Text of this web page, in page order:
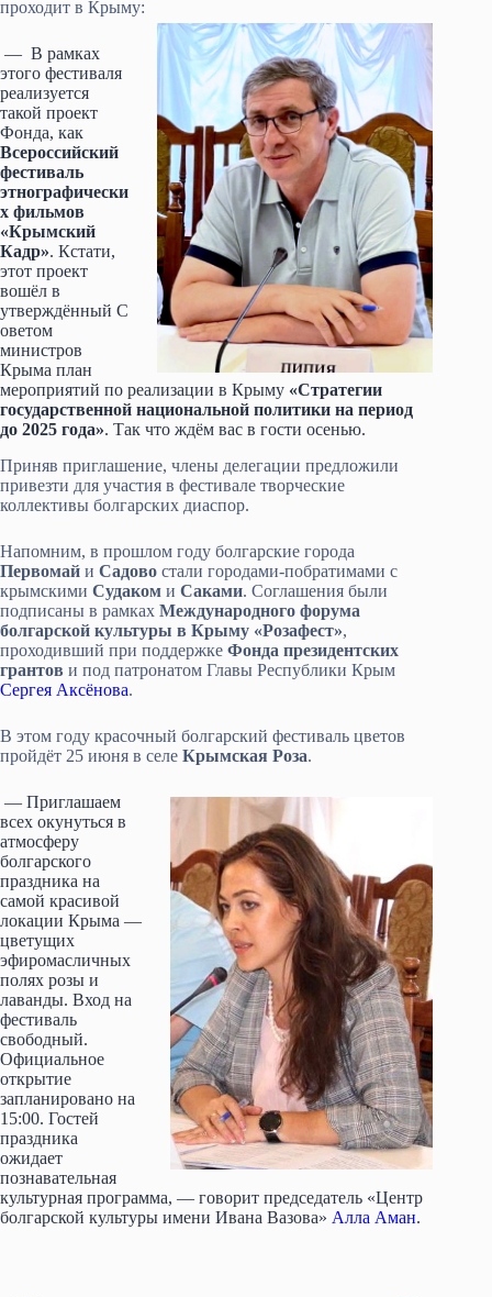
проходит в Крыму:
— В рамках
этого фестиваля
реализуется
такой проект
Фонда, как
Всероссийский
фестиваль
этнографически
х фильмов
«Крымский
Кадр». Кстати,
этот проект
вошёл в
утверждённый С
оветом
министров
Крыма план
мероприятий по реализации в Крыму «Стратегии
государственной национальной политики на период
до 2025 года». Так что ждём вас в гости осенью.
Приняв приглашение, члены делегации предложили
привезти для участия в фестивале творческие
коллективы болгарских диаспор.
Напомним, в прошлом году болгарские города
Первомай и Садово стали городами-побратимами с
крымскими Судаком и Саками. Соглашения были
подписаны в рамках Международного форума
болгарской культуры в Крыму «Розафест»,
проходивший при поддержке Фонда президентских
грантов и под патронатом Главы Республики Крым
Сергея Аксёнова.
В этом году красочный болгарский фестиваль цветов
пройдёт 25 июня в селе Крымская Роза.
— Приглашаем
всех окунуться в
атмосферу
болгарского
праздника на
самой красивой
локации Крыма —
цветущих
эфиромасличных
полях розы и
лаванды. Вход на
фестиваль
свободный.
Официальное
открытие
запланировано на
15:00. Гостей
праздника
ожидает
познавательная
культурная программа, — говорит председатель «Центр
болгарской культуры имени Ивана Вазова» Алла Аман.